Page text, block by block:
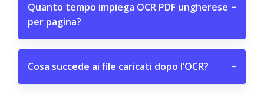
Quanto tempo impiega OCR PDF ungherese
per pagina?
−
Cosa succede ai file caricati dopo l’OCR? −